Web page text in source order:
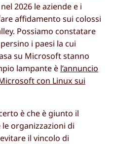
2026 le aziende e i
affidamento sui colossi
Possiamo constatare
i paesi la cui
su Microsoft stanno
lampante è l’annuncio
con Linux sui
è che è giunto il
organizzazioni di
il vincolo di